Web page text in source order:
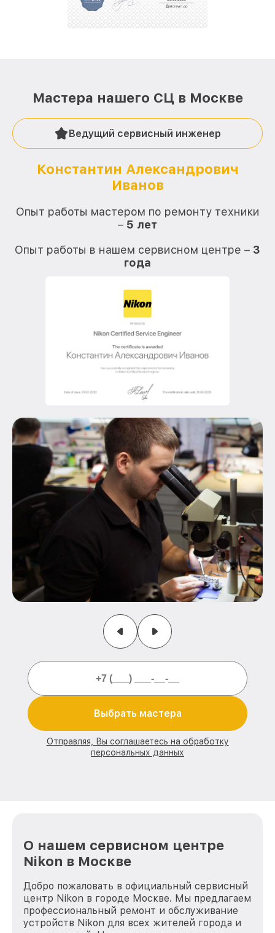
Мастера нашего СЦ в Москве
Ведущий сервисный инженер
Константин Александрович
Иванов
Опыт работы мастером по ремонту техники
– 5 лет
Опыт работы в нашем сервисном центре – 3
года
Выбрать мастера
Отправляя, Вы соглашаетесь на обработку
персональных данных
О нашем сервисном центре
Nikon в Москве
Добро пожаловать в официальный сервисный
центр Nikon в городе Москве. Мы предлагаем
профессиональный ремонт и обслуживание
устройств Nikon для всех жителей города и